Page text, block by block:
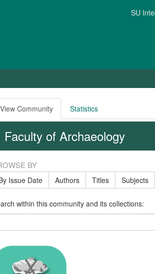
SU
View Community Statistics
Faculty of Archaeology
BY
Issue Date Authors Titles Subjects
within this community and its collections: